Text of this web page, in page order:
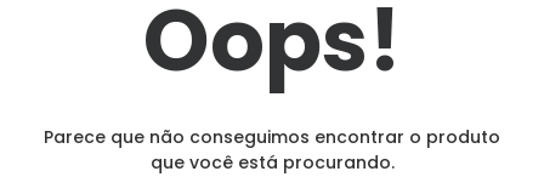
Oops!
Parece que não conseguimos encontrar o produto
que você está procurando.